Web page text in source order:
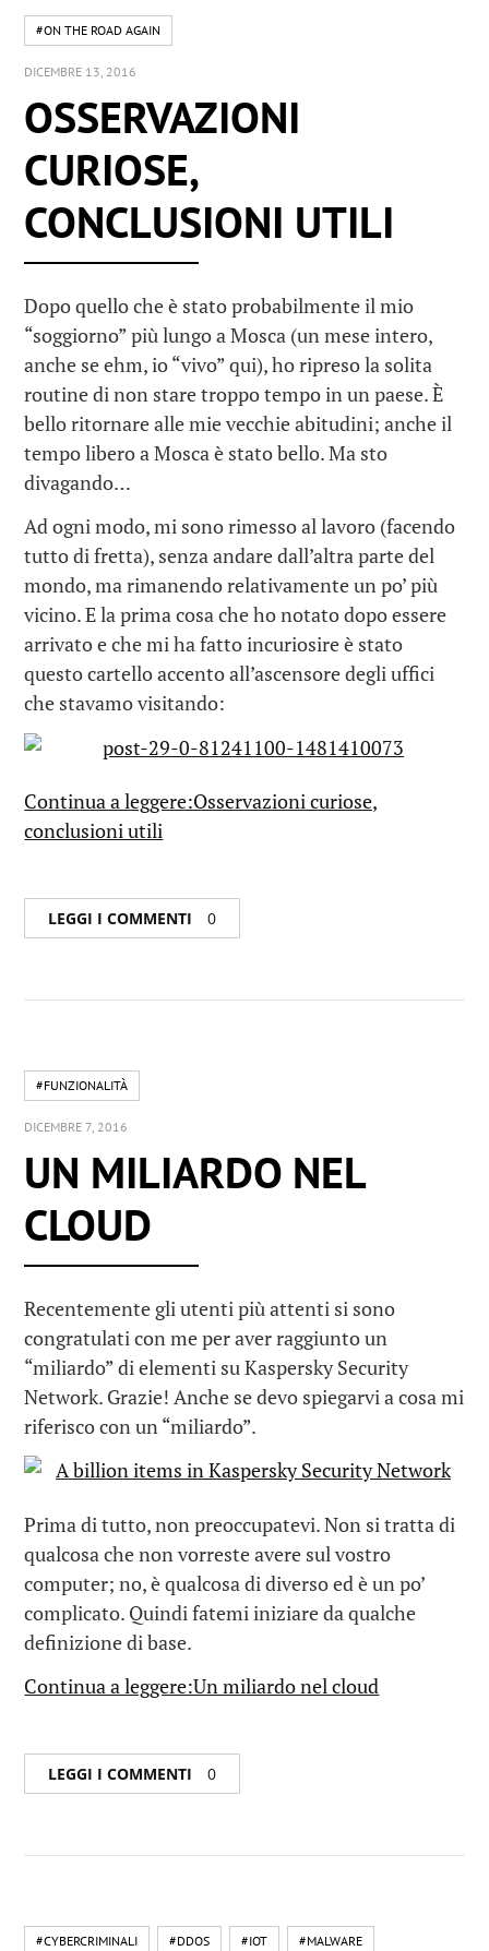
#ON THE ROAD AGAIN
DICEMBRE 13, 2016
OSSERVAZIONI
CURIOSE,
CONCLUSIONI UTILI
Dopo quello che è stato probabilmente il mio
“soggiorno” più lungo a Mosca (un mese intero,
anche se ehm, io “vivo” qui), ho ripreso la solita
routine di non stare troppo tempo in un paese. È
bello ritornare alle mie vecchie abitudini; anche il
tempo libero a Mosca è stato bello. Ma sto
divagando…
Ad ogni modo, mi sono rimesso al lavoro (facendo
tutto di fretta), senza andare dall’altra parte del
mondo, ma rimanendo relativamente un po’ più
vicino. E la prima cosa che ho notato dopo essere
arrivato e che mi ha fatto incuriosire è stato
questo cartello accento all’ascensore degli uffici
che stavamo visitando:
Continua a leggere:Osservazioni curiose,
conclusioni utili
LEGGI I COMMENTI 0
#FUNZIONALITÀ
DICEMBRE 7, 2016
UN MILIARDO NEL
CLOUD
Recentemente gli utenti più attenti si sono
congratulati con me per aver raggiunto un
“miliardo” di elementi su Kaspersky Security
Network. Grazie! Anche se devo spiegarvi a cosa mi
riferisco con un “miliardo”.
Prima di tutto, non preoccupatevi. Non si tratta di
qualcosa che non vorreste avere sul vostro
computer; no, è qualcosa di diverso ed è un po’
complicato. Quindi fatemi iniziare da qualche
definizione di base.
Continua a leggere:Un miliardo nel cloud
LEGGI I COMMENTI 0
#CYBERCRIMINALI #DDOS #IOT #MALWARE